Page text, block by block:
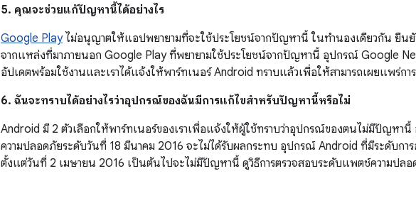
5. คุณจะช่วยแก้ปัญหานี้ได้อย่างไร
Google Playไม่อนุญาตให้แอปพยายามที่จะใช้ประโยชน์จากปัญหานี้ ในทำนองเดียวกัน ยืน
จากแหล่งที่มาภายนอก Google Play ที่พยายามใช้ประโยชน์จากปัญหานี้ อุปกรณ์ Google
อัปเดตพร้อมใช้งานและเราได้แจ้งให้พาร์ทเนอร์ Android ทราบแล้วเพื่อให้สามารถเผยแพร่ก
6. ฉันจะทราบได้อย่างไรว่าอุปกรณ์ของฉันมีการแก้ไขสำหรับปัญหานี้หรือไม่
Android มี 2 ตัวเลือกให้พาร์ทเนอร์ของเราเพื่อแจ้งให้ผู้ใช้ทราบว่าอุปกรณ์ของตนไม่มีปัญห
ความปลอดภัยระดับวันที่ 18 มีนาคม 2016 จะไม่ได้รับผลกระทบ อุปกรณ์ Android ที่มีระดับกา
ตั้งแต่วันที่ 2 เมษายน 2016 เป็นต้นไปจะไม่มีปัญหานี้ ดูวิธีการตรวจสอบระดับแพตช์ความปลอ